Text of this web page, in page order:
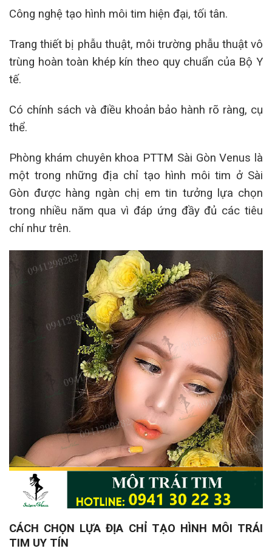
Công nghệ tạo hình môi tim hiện đại, tối tân.
Trang thiết bị phẫu thuật, môi trường phẫu thuật vô
trùng hoàn toàn khép kín theo quy chuẩn của Bộ Y
tế.
Có chính sách và điều khoản bảo hành rõ ràng, cụ
thể.
Phòng khám chuyên khoa PTTM Sài Gòn Venus là
một trong những địa chỉ tạo hình môi tim ở Sài
Gòn được hàng ngàn chị em tin tưởng lựa chọn
trong nhiều năm qua vì đáp ứng đầy đủ các tiêu
chí như trên.
CÁCH CHỌN LỰA ĐỊA CHỈ TẠO HÌNH MÔI TRÁI
TIM UY TÍN